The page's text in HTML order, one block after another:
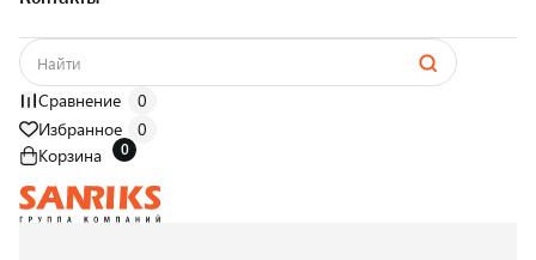
Сравнение
0
Избранное
0
Корзина
0